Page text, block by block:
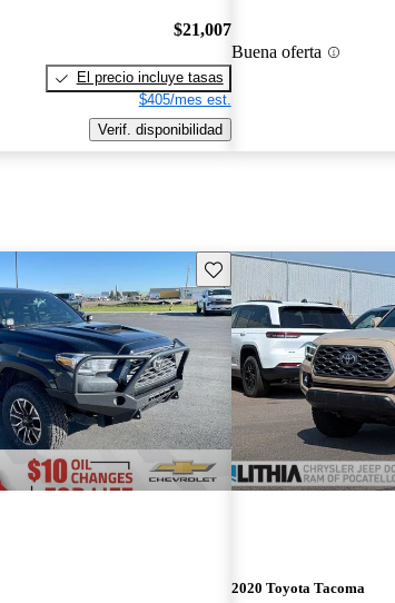
$21,007
El precio incluye tasas
$405/mes est.
Verif. disponibilidad
Buena oferta
Guarda este Aviso
2020 Toyota Tacoma